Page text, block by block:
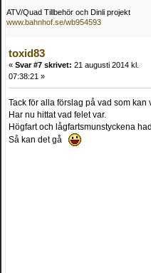
ATV/Quad Tillbehör och Dinli projekt
www.bahnhof.se/wb954593
toxid83
« Svar #7 skrivet: 21 augusti 2014 kl.
07:38:21 »
Tack för alla förslag på vad som kan
Har nu hittat vad felet var.
Högfart och lågfartsmunstyckena
Så kan det gå